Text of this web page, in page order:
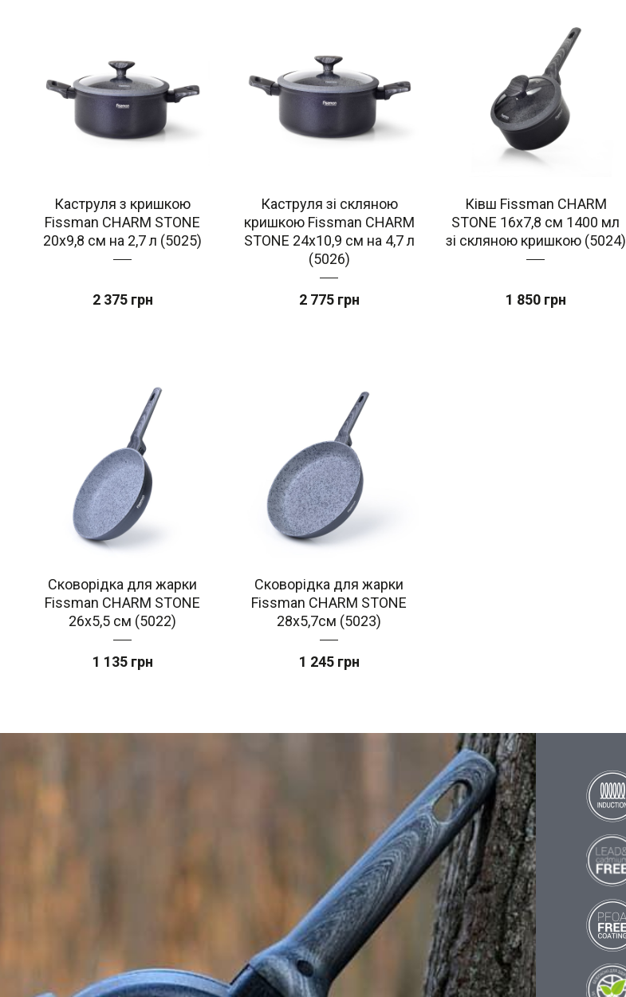
Каструля з кришкою
Fissman CHARM STONE
20x9,8 см на 2,7 л (5025)
2 375 грн
Каструля зі скляною
кришкою Fissman CHARM
STONE 24x10,9 см на 4,7 л
(5026)
2 775 грн
Ківш Fissman CHARM
STONE 16x7,8 см 1400 мл
зі скляною кришкою (5024)
1 850 грн
Сковорідка для жарки
Fissman CHARM STONE
26x5,5 см (5022)
1 135 грн
Сковорідка для жарки
Fissman CHARM STONE
28x5,7см (5023)
1 245 грн